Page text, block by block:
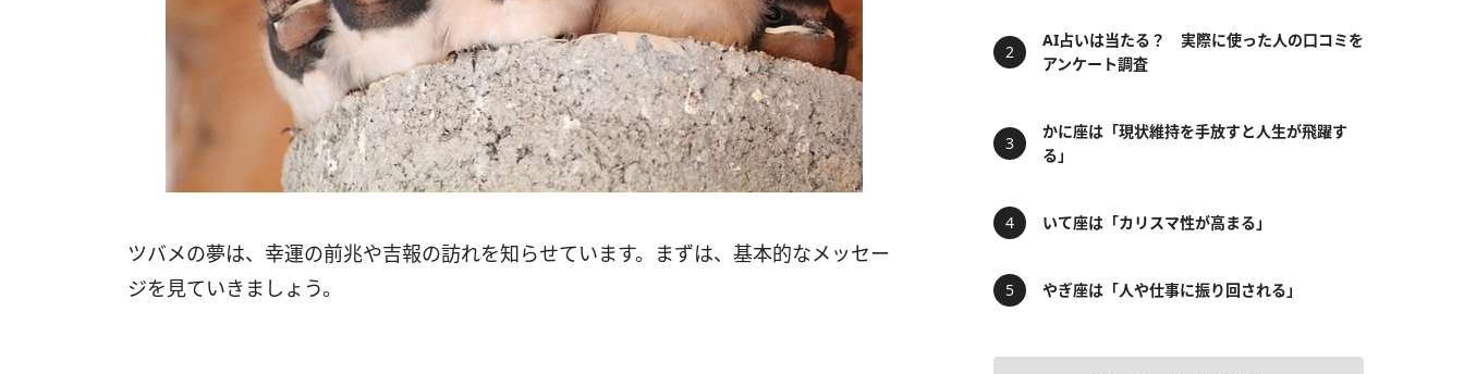
ツバメの夢は、幸運の前兆や吉報の訪れを知らせています。まずは、基本的なメッセー
ジを見ていきましょう。
AI占いは当たる？ 実際に使った人の口コミを
アンケート調査
かに座は「現状維持を手放すと人生が飛躍す
る」
いて座は「カリスマ性が高まる」
やぎ座は「人や仕事に振り回される」